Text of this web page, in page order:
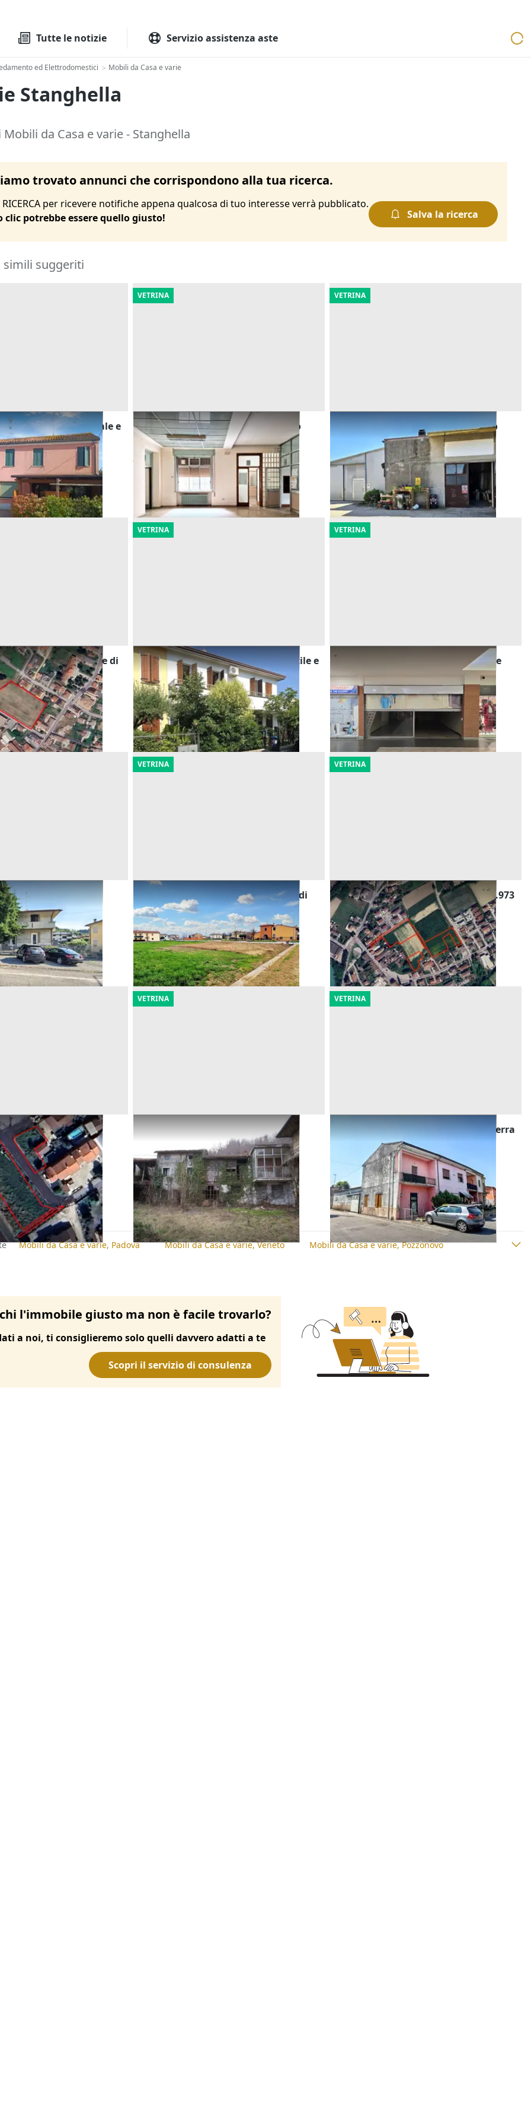
Tutte le notizie Servizio assistenza aste
ed Elettrodomestici > Mobili da Casa e varie
Stanghella
da Casa e varie - Stanghella
trovato annunci che corrispondono alla tua ricerca.
RICERCA per ricevere notifiche appena qualcosa di tuo interesse verrà pubblicato.
clic potrebbe essere quello giusto!
Salva la ricerca
suggeriti
di locale commerciale e
VETRINA
Asta Blocco uffici pubblici in edifico
polifunzionale
(Rovigo)
Offerta minima
92.193 €
24/09/2026
VETRINA
Asta Capannone artigianale ad uso
laboratorio
Costa di Rovigo (Rovigo)
Offerta minima
16.875 €
14/09/2026
residenziale di
(Padova)
VETRINA
Asta Abitazione cielo terra con cortile e
cantina
Montegrotto Terme (Padova)
Offerta minima
195.000 €
20/10/2026
VETRINA
Asta Negozio in centro commerciale
Giacciano con Baruchella (Rovigo)
Offerta minima
23.203 €
10/09/2026
con corte
(Vicenza)
VETRINA
Asta Terreni edificabili residenziali di
5.900 mq
Castegnero (Vicenza)
Offerta minima
85.000 €
16/11/2026
VETRINA
Asta Appezzamenti di terreno di 12.973
mq
Vigodarzere (Padova)
Offerta minima
79.488 €
15/09/2026
residenziali
VETRINA
Asta Terreni agricoli con fabbricati
Montorso Vicentino (Vicenza)
Offerta minima
31.000 €
18/09/2026
VETRINA
Asta Locale commerciale al piano terra
Zevio (Verona)
Offerta minima
25.792 €
29/09/2026
Mobili da Casa e varie, Padova Mobili da Casa e varie, Veneto Mobili da Casa e varie, Pozzonovo
l'immobile giusto ma non è facile trovarlo?
a noi, ti consiglieremo solo quelli davvero adatti a te
Scopri il servizio di consulenza